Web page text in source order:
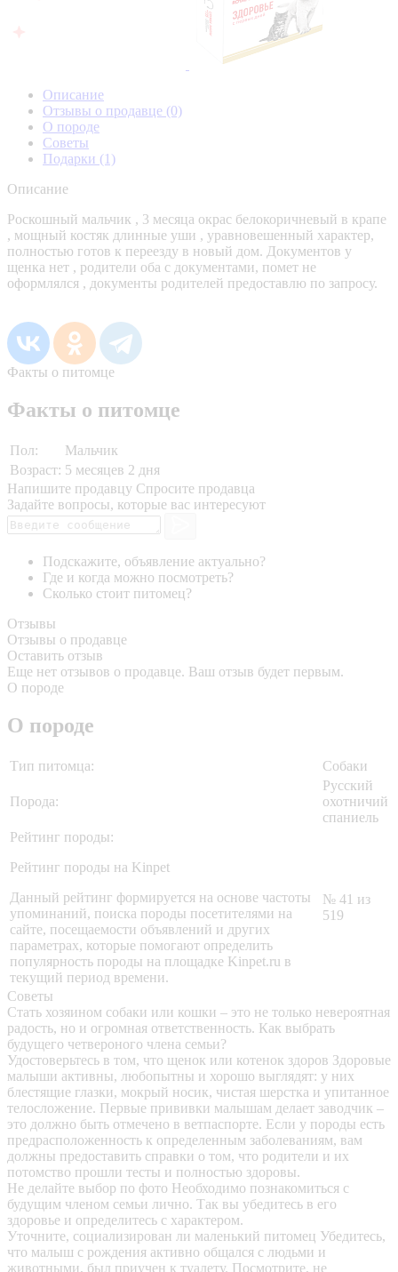
Описание
Отзывы о продавце (0)
О породе
Советы
Подарки (1)
Описание
Роскошный мальчик , 3 месяца окрас белокоричневый в крапе
, мощный костяк длинные уши , уравновешенный характер,
полностью готов к переезду в новый дом. Документов у
щенка нет , родители оба с документами, помет не
оформлялся , документы родителей предоставлю по запросу.
Факты о питомце
Факты о питомце
Пол:
Мальчик
Возраст: 5 месяцев 2 дня
Напишите продавцу Спросите продавца
Задайте вопросы, которые вас интересуют
Подскажите, объявление актуально?
Где и когда можно посмотреть?
Сколько стоит питомец?
Отзывы
Отзывы о продавце
Оставить отзыв
Еще нет отзывов о продавце. Ваш отзыв будет первым.
О породе
О породе
Тип питомца: Собаки
Порода:
Русский
охотничий
спаниель
Рейтинг породы:
Рейтинг породы на Kinpet
Данный рейтинг формируется на основе частоты
упоминаний, поиска породы посетителями на
сайте, посещаемости объявлений и других
параметрах, которые помогают определить
популярность породы на площадке Kinpet.ru в
текущий период времени.
№ 41 из
519
Советы
Стать хозяином собаки или кошки – это не только невероятная
радость, но и огромная ответственность. Как выбрать
будущего четвероного члена семьи?
Удостоверьтесь в том, что щенок или котенок здоров Здоровые
малыши активны, любопытны и хорошо выглядят: у них
блестящие глазки, мокрый носик, чистая шерстка и упитанное
телосложение. Первые прививки малышам делает заводчик –
это должно быть отмечено в ветпаспорте. Если у породы есть
предрасположенность к определенным заболеваниям, вам
должны предоставить справки о том, что родители и их
потомство прошли тесты и полностью здоровы.
Не делайте выбор по фото Необходимо познакомиться с
будущим членом семьи лично. Так вы убедитесь в его
здоровье и определитесь с характером.
Уточните, социализирован ли маленький питомец Убедитесь,
что малыш с рождения активно общался с людьми и
животными, был приучен к туалету. Посмотрите, не